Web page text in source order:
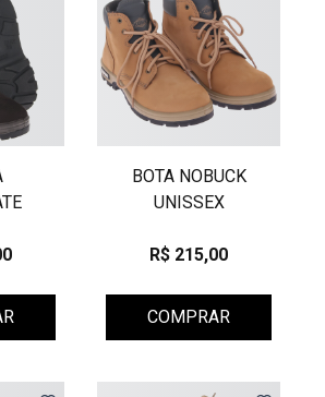
BOTA NOBUCK
UNISSEX
R$ 215,00
COMPRAR